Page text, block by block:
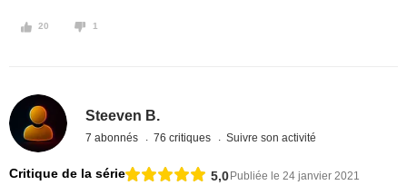
20 1
Steeven B.
7 abonnés 76 critiques Suivre son activité
Critique de la série 5,0Publiée le 24 janvier 2021